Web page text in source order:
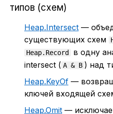
типов (схем)
Heap.Intersect —
существующих схем
Heap.Record
в одну
intersect ( A & B ) над
Heap.KeyOf —
ключей входящей
Heap.Omit —